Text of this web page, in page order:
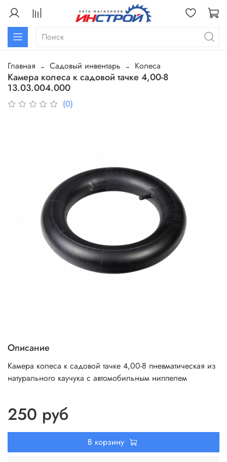
Главная Садовый инвентарь Колеса
Камера колеса к садовой тачке 4,00-8
13.03.004.000
(0)
Описание
Камера колеса к садовой тачке 4,00-8 пневматическая из
натурального каучука с автомобильным ниппелем
250 руб
В корзину